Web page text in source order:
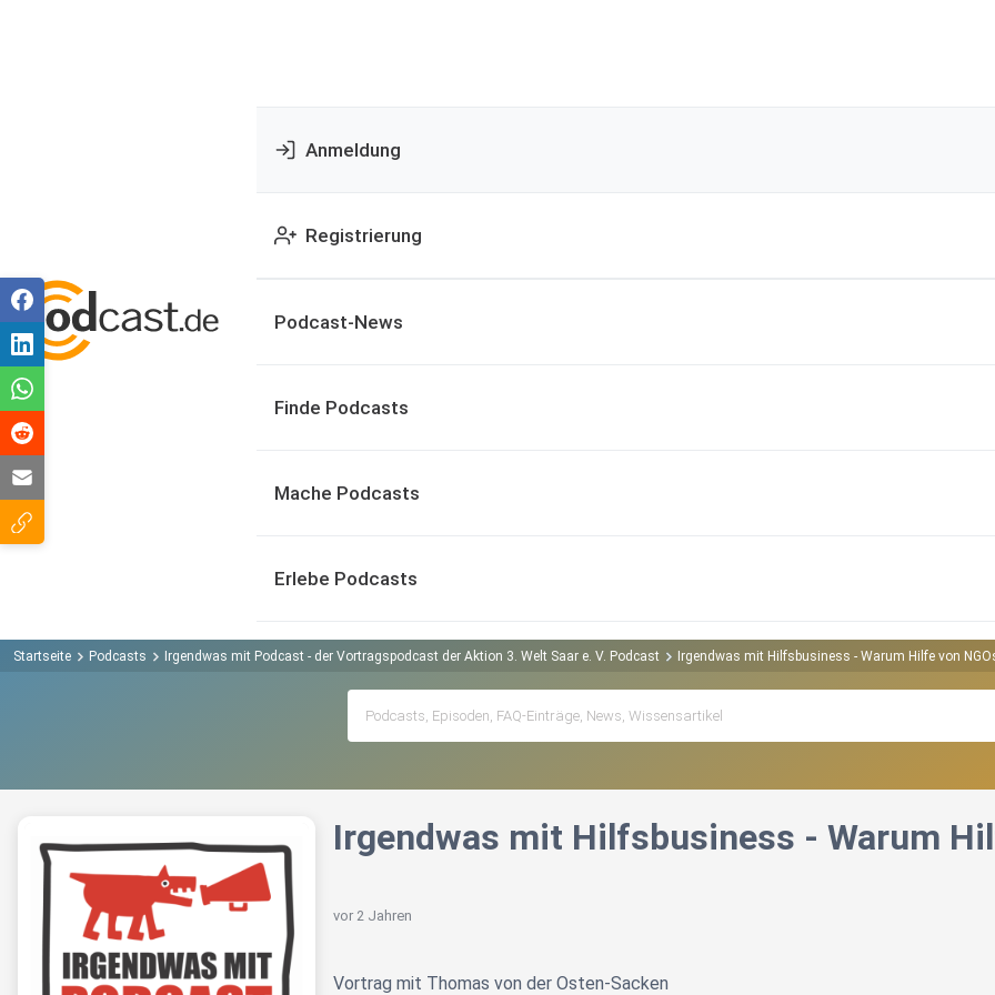
Anmeldung
Registrierung
Podcast-News
Finde Podcasts
Mache Podcasts
Erlebe Podcasts
Startseite Podcasts Irgendwas mit Podcast - der Vortragspodcast der Aktion 3. Welt Saar e. V. Podcast Irgendwas mit Hilfsbusiness - Warum Hilfe von
Irgendwas mit Hilfsbusiness - Warum
vor 2 Jahren
Vortrag mit Thomas von der Osten-Sacken